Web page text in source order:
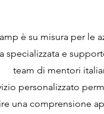
è su misura per le
specializzata e
team di mentori
personalizzato
una comprensione